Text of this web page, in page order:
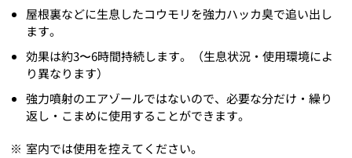
屋根裏などに生息したコウモリを強力ハッカ臭で追い出し
ます。
効果は約3〜6時間持続します。（生息状況・使用環境によ
り異なります）
強力噴射のエアゾールではないので、必要な分だけ・繰り
返し・こまめに使用することができます。
室内では使用を控えてください。